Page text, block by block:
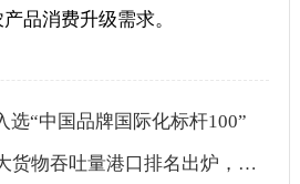
品消费升级需求。
选“中国品牌国际化标杆100”
全球前20大货物吞吐量港口排名出炉，中国港口占据15个席位